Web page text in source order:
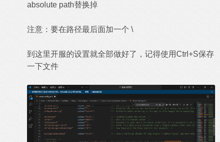
absolute path替换掉
注意：要在路径最后面加一个 \
到这里开服的设置就全部做好了，记得使用Ctrl+S保存
一下文件